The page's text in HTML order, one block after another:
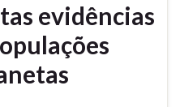
evidências